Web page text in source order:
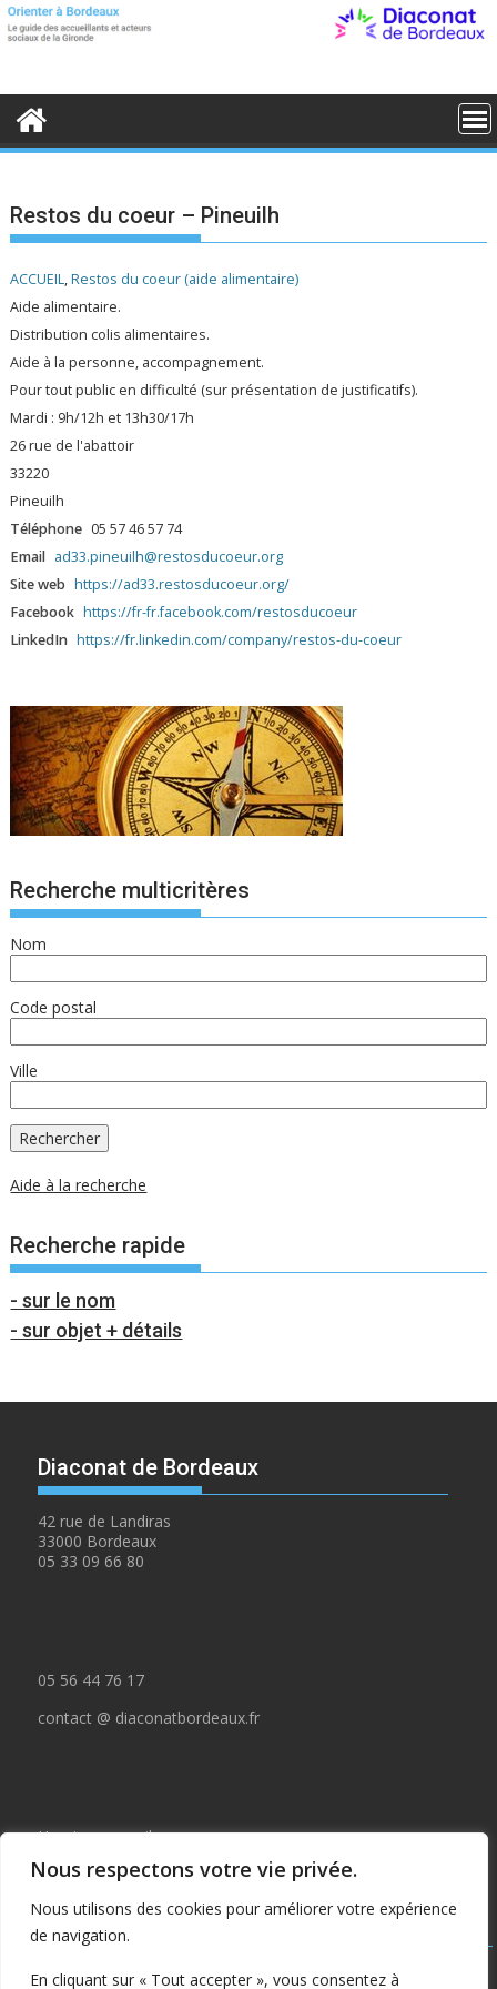
Nous respectons votre vie privée.
Nous utilisons des cookies pour améliorer votre expérience
de navigation.
En cliquant sur « Tout accepter », vous consentez à
S
t
o
Restos du coeur – Pineuilh
ACCUEIL,Restos du coeur (aide alimentaire)
Aide alimentaire.
Distribution colis alimentaires.
Aide à la personne, accompagnement.
Pour tout public en difficulté (sur présentation de justificatifs).
Mardi : 9h/12h et 13h30/17h
26 rue de l'abattoir
33220
Pineuilh
Téléphone 05 57 46 57 74
Email ad33.pineuilh@restosducoeur.org
Site web https://ad33.restosducoeur.org/
Facebook https://fr-fr.facebook.com/restosducoeur
LinkedIn https://fr.linkedin.com/company/restos-du-coeur
Recherche multicritères
Nom
Code postal
Ville
Aide à la recherche
Recherche rapide
- sur le nom
- sur objet + détails
Diaconat de Bordeaux
42 rue de Landiras
33000 Bordeaux
05 33 09 66 80
05 56 44 76 17
contact @ diaconatbordeaux.fr
Horaires accueil :
du lundi au jeudi de 09:00 à 12:30
et de 14:00 à 17:00
Tous droits réservés © depuis 2015 : Il est interdit de copier ou